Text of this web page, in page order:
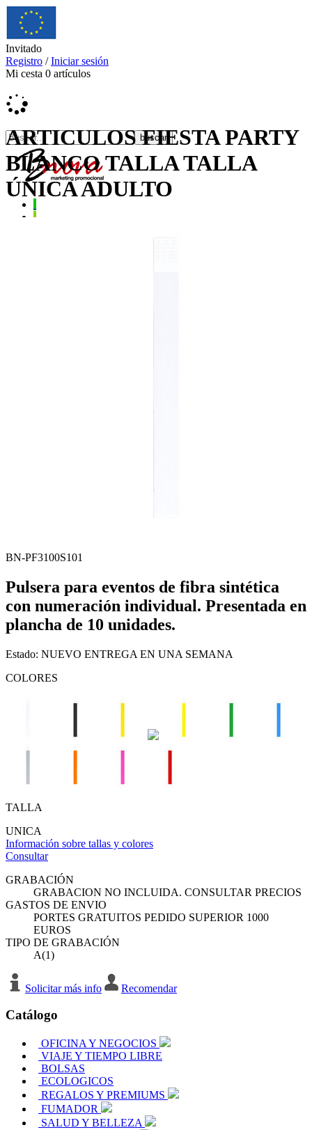
Invitado
Registro /Iniciar sesión
Mi cesta 0 artículos
ARTICULOS FIESTA PARTY
BLANCO TALLA TALLA
ÚNICA ADULTO
BN-PF3100S101
Pulsera para eventos de fibra sintética
con numeración individual. Presentada en
plancha de 10 unidades.
Estado: NUEVO ENTREGA EN UNA SEMANA
COLORES
TALLA
UNICA
Información sobre tallas y colores
Consultar
GRABACIÓN
GRABACION NO INCLUIDA. CONSULTAR PRECIOS
GASTOS DE ENVIO
PORTES GRATUITOS PEDIDO SUPERIOR 1000
EUROS
TIPO DE GRABACIÓN
A(1)
Solicitar más info Recomendar
Catálogo
OFICINA Y NEGOCIOS
VIAJE Y TIEMPO LIBRE
BOLSAS
ECOLOGICOS
REGALOS Y PREMIUMS
FUMADOR
SALUD Y BELLEZA